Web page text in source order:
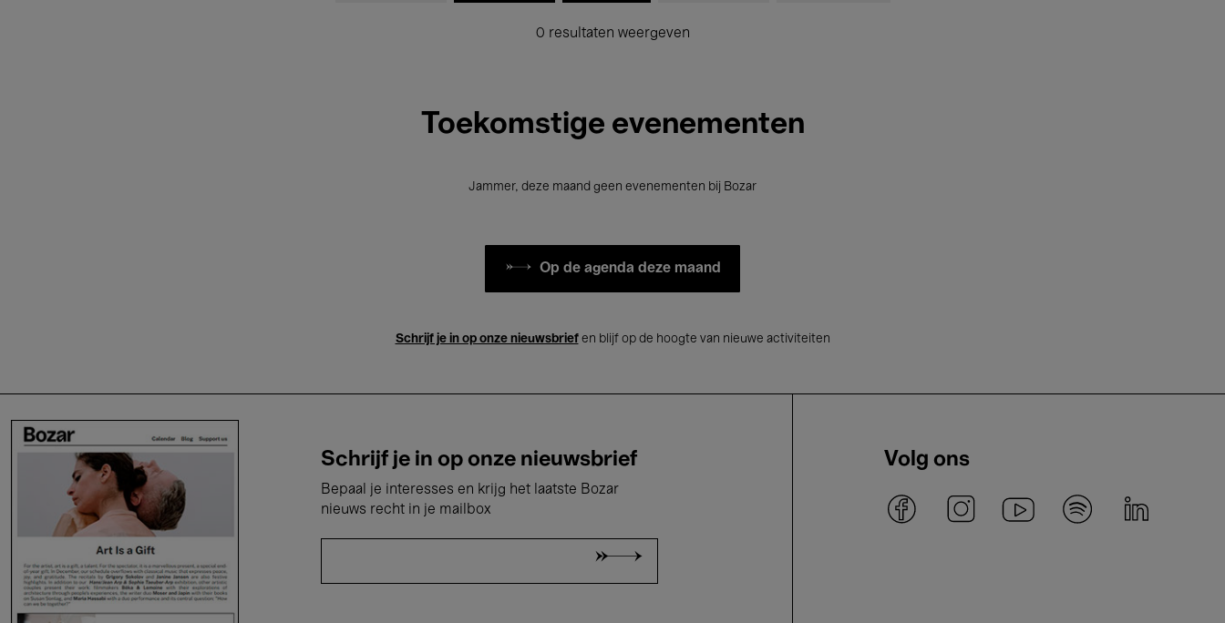
0 resultaten weergeven
Toekomstige evenementen
Jammer, deze maand geen evenementen bij Bozar
Op de agenda deze maand
Schrijf je in op onze nieuwsbriefen blijf op de hoogte van nieuwe activiteiten
Schrijf je in op onze nieuwsbrief
Bepaal je interesses en krijg het laatste Bozar
nieuws recht in je mailbox
Volg ons